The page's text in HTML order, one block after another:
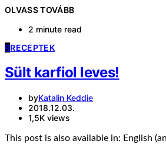
OLVASS TOVÁBB
2 minute read
RRECEPTEK
Sült karfiol leves!
byKatalin Keddie
2018.12.03.
1,5K views
This post is also available in: English